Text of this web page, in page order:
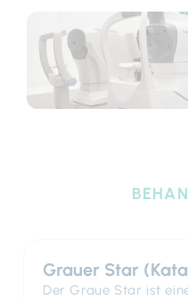
Grauer Star
Der Graue Star ist